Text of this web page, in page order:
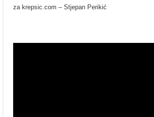
za krepsic.com – Stjepan Perikić